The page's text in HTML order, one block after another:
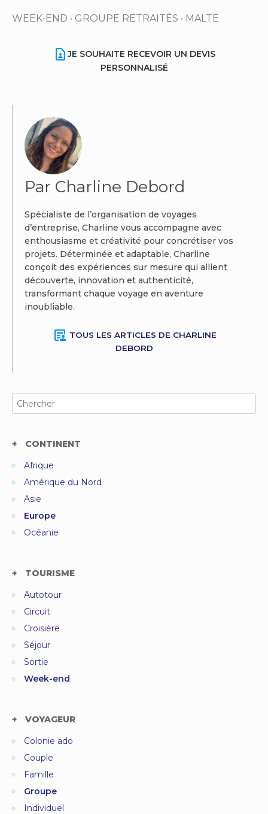
WEEK-END • GROUPE RETRAITÉS • MALTE
contact_pageJE SOUHAITE RECEVOIR UN DEVIS
PERSONNALISÉ
Par Charline Debord
Spécialiste de l’organisation de voyages
d’entreprise, Charline vous accompagne avec
enthousiasme et créativité pour concrétiser vos
projets. Déterminée et adaptable, Charline
conçoit des expériences sur mesure qui allient
découverte, innovation et authenticité,
transformant chaque voyage en aventure
inoubliable.
article_person TOUS LES ARTICLES DE CHARLINE
DEBORD
Search
for:
CONTINENT
Afrique
Amérique du Nord
Asie
Europe
Océanie
TOURISME
Autotour
Circuit
Croisière
Séjour
Sortie
Week-end
VOYAGEUR
Colonie ado
Couple
Famille
Groupe
Individuel